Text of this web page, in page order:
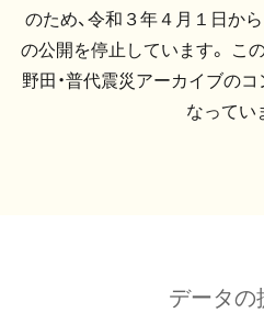
のため、令和３年４月１日か
の公開を停止しています。 この
野田・普代震災アーカイブの
なってい
データの